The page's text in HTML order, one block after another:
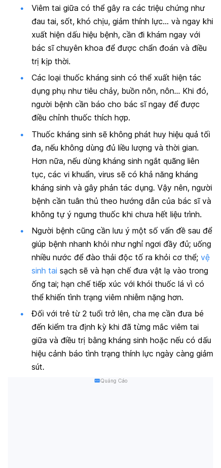
Viêm tai giữa có thể gây ra các triệu chứng như
đau tai, sốt, khó chịu, giảm thính lực… và ngay khi
xuất hiện dấu hiệu bệnh, cần đi khám ngay với
bác sĩ chuyên khoa để được chẩn đoán và điều
trị kịp thời.
Các loại thuốc kháng sinh có thể xuất hiện tác
dụng phụ như tiêu chảy, buồn nôn, nôn… Khi đó,
người bệnh cần báo cho bác sĩ ngay để được
điều chỉnh thuốc thích hợp.
Thuốc kháng sinh sẽ không phát huy hiệu quả tối
đa, nếu không dùng đủ liều lượng và thời gian.
Hơn nữa, nếu dùng kháng sinh ngắt quãng liên
tục, các vi khuẩn, virus sẽ có khả năng kháng
kháng sinh và gây phản tác dụng. Vậy nên, người
bệnh cần tuân thủ theo hướng dẫn của bác sĩ và
không tự ý ngưng thuốc khi chưa hết liệu trình.
Người bệnh cũng cần lưu ý một số vấn đề sau để
giúp bệnh nhanh khỏi như nghỉ ngơi đầy đủ; uống
nhiều nước để đào thải độc tố ra khỏi cơ thể; vệ
sinh tai sạch sẽ và hạn chế đưa vật lạ vào trong
ống tai; hạn chế tiếp xúc với khói thuốc lá vì có
thể khiến tình trạng viêm nhiễm nặng hơn.
Đối với trẻ từ 2 tuổi trở lên, cha mẹ cần đưa bé
đến kiểm tra định kỳ khi đã từng mắc viêm tai
giữa và điều trị bằng kháng sinh hoặc nếu có dấu
hiệu cảnh báo tình trạng thính lực ngày càng giảm
sút.
Quảng Cáo